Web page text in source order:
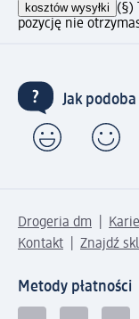
kosztów wysyłki (§)
pozycję nie
Jak
Drogeria dm
Kontakt
Znajdź
Metody płatności